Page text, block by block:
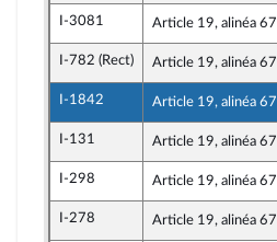
I-3081 Article 19, alinéa 67
I-782 (Rect) Article 19, alinéa 67
I-1842 Article 19, alinéa 67
I-131 Article 19, alinéa 67
I-298 Article 19, alinéa 67
I-278 Article 19, alinéa 67